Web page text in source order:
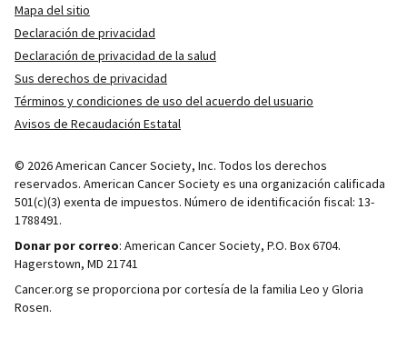
Mapa del sitio
Declaración de privacidad
Declaración de privacidad de la salud
Sus derechos de privacidad
Términos y condiciones de uso del acuerdo del usuario
Avisos de Recaudación Estatal
© 2026 American Cancer Society, Inc. Todos los derechos
reservados. American Cancer Society es una organización calificada
501(c)(3) exenta de impuestos. Número de identificación fiscal: 13-
1788491.
Donar por correo: American Cancer Society, P.O. Box 6704.
Hagerstown, MD 21741
Cancer.org se proporciona por cortesía de la familia Leo y Gloria
Rosen.